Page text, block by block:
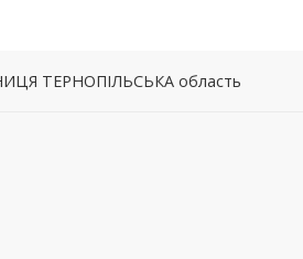
ТЕРНОПІЛЬСЬКА область